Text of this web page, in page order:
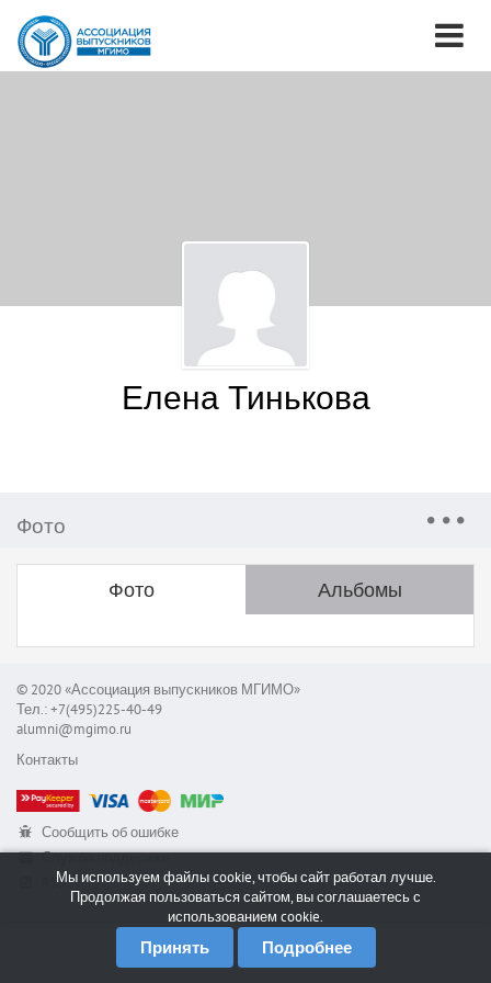
Елена Тинькова
Фото
Фото Альбомы
© 2020 «Ассоциация выпускников МГИМО»
Тел.: +7(495)225-40-49
alumni@mgimo.ru
Контакты
Сообщить об ошибке
Служба поддержки
RSSМы используем файлы cookie, чтобы сайт работал лучше.
Продолжая пользоваться сайтом, вы соглашаетесь с
использованием cookie.
Принять Подробнее